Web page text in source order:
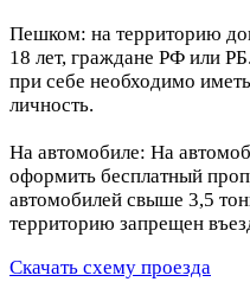
Пешком: на территорию
18 лет, граждане РФ или
при себе необходимо
личность.
На автомобиле: На
оформить бесплатный
автомобилей свыше 3,5
территорию запрещен
Скачать схему проезда